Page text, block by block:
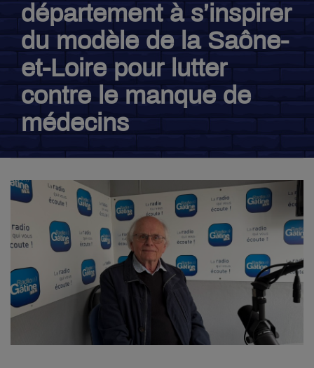
département à s’inspirer
du modèle de la Saône-
et-Loire pour lutter
contre le manque de
médecins